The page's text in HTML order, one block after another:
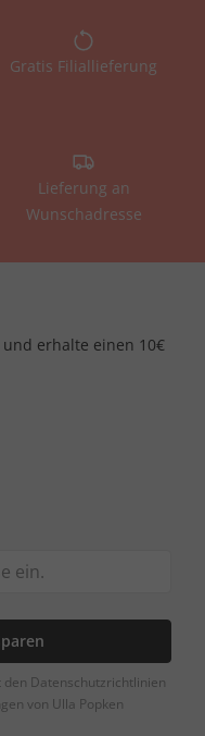
Gratis Filiallieferung
Lieferung an
Wunschadresse
erhalte einen 10€
Datenschutzrichtlinien
von Ulla Popken